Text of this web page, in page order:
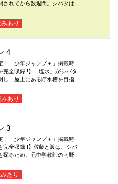
されてから数週間。シバタは
あり
4
！「少年ジャンプ＋」掲載時
完全収録!!】「塩水」がシバタ
し、屋上にある貯水槽を目指
あり
3
！「少年ジャンプ＋」掲載時
完全収録!!】佐藤と渡は、シバ
探るため、元中学教師の南野
あり